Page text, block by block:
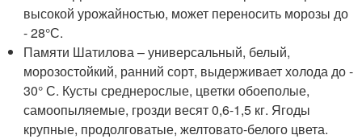
высокой урожайностью, может переносить морозы до
- 28°С.
Памяти Шатилова – универсальный, белый,
морозостойкий, ранний сорт, выдерживает холода до -
30° С. Кусты среднерослые, цветки обоеполые,
самоопыляемые, грозди весят 0,6-1,5 кг. Ягоды
крупные, продолговатые, желтовато-белого цвета.